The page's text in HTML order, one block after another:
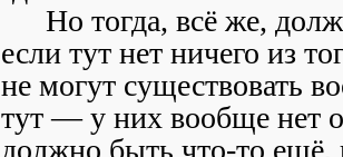
Но тогда, всё же,
если тут нет ничего из
не могут существовать
тут — у них вообще нет
должно быть что-то ещё,